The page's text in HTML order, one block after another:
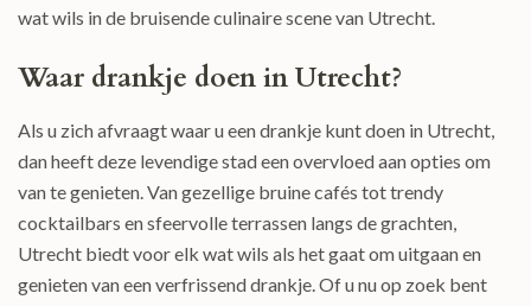
wat wils in de bruisende culinaire scene van Utrecht.
Waar drankje doen in Utrecht?
Als u zich afvraagt waar u een drankje kunt doen in Utrecht,
dan heeft deze levendige stad een overvloed aan opties om
van te genieten. Van gezellige bruine cafés tot trendy
cocktailbars en sfeervolle terrassen langs de grachten,
Utrecht biedt voor elk wat wils als het gaat om uitgaan en
genieten van een verfrissend drankje. Of u nu op zoek bent